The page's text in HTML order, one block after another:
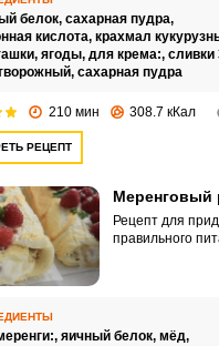
Желательно
белок, сахарная пудра,
кислота, крахмал
ягоды, для крема:, сливки
сахарная пудра
210 мин 308.7 кКал
РЕЦЕПТ
Меренговый
Рецепт для
правильного
меренговый
яичный белок, мёд,